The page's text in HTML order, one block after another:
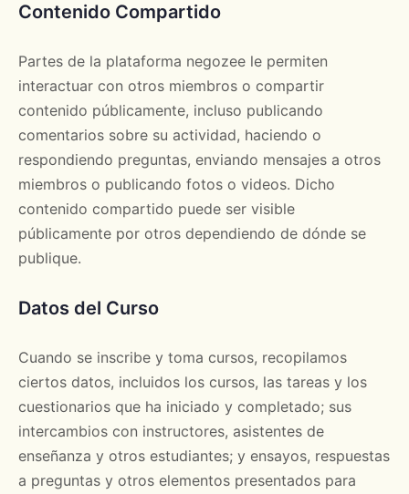
Contenido Compartido
Partes de la plataforma negozee le permiten
interactuar con otros miembros o compartir
contenido públicamente, incluso publicando
comentarios sobre su actividad, haciendo o
respondiendo preguntas, enviando mensajes a otros
miembros o publicando fotos o videos. Dicho
contenido compartido puede ser visible
públicamente por otros dependiendo de dónde se
publique.
Datos del Curso
Cuando se inscribe y toma cursos, recopilamos
ciertos datos, incluidos los cursos, las tareas y los
cuestionarios que ha iniciado y completado; sus
intercambios con instructores, asistentes de
enseñanza y otros estudiantes; y ensayos, respuestas
a preguntas y otros elementos presentados para